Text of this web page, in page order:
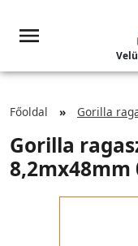
Főoldal Gorilla
Gorilla
8,2mx48mm